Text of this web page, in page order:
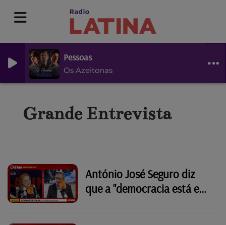
Pessoas
Os Azeitonas
Grande Entrevista
António José Seguro diz
que a "democracia está em